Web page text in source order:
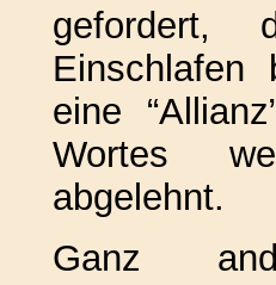
gefordert,
Einschlafen
eine
Wortes
abgelehnt.
Ganz